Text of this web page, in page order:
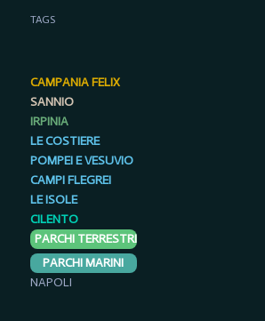
TAGS
CAMPANIA FELIX
SANNIO
IRPINIA
LE COSTIERE
POMPEI E VESUVIO
CAMPI FLEGREI
LE ISOLE
CILENTO
PARCHI TERRESTRI
PARCHI MARINI
NAPOLI